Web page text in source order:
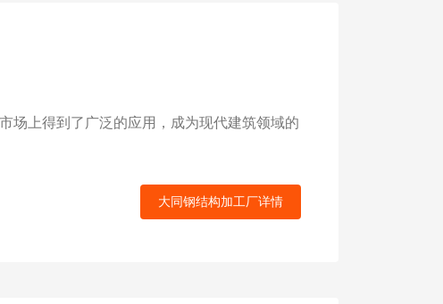
场上得到了广泛的应用，成为现代建筑领域的
大同钢结构加工厂详情